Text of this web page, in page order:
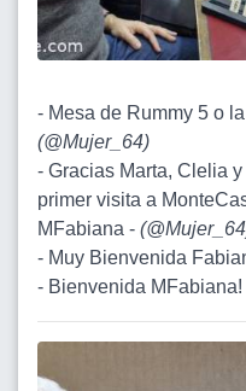
- Mesa de Rummy 5 o
(@Mujer_64)
- Gracias Marta, Clelia
primer visita a
MFabiana - (@Mujer_64
- Muy Bienvenida
- Bienvenida MFabiana!